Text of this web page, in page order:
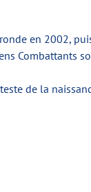
en 2002,
Combattants
de la